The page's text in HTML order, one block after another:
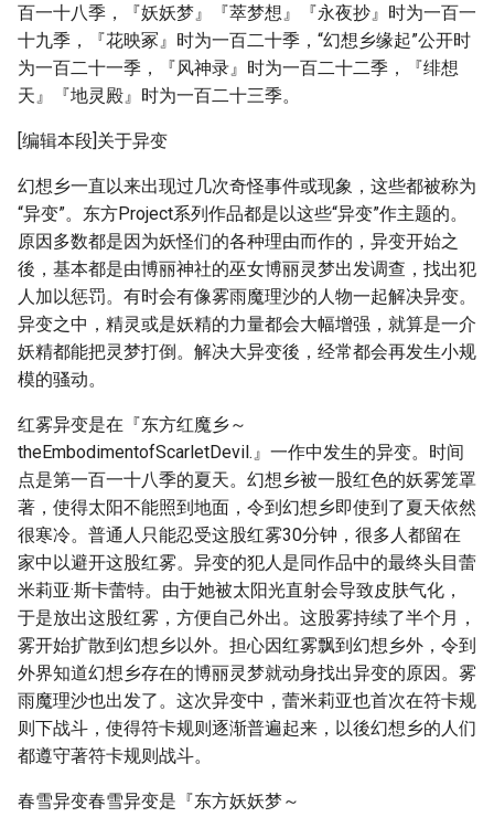
百一十八季，『妖妖梦』『萃梦想』『永夜抄』时为一百一
十九季，『花映冢』时为一百二十季，“幻想乡缘起”公开时
为一百二十一季，『风神录』时为一百二十二季，『绯想
天』『地灵殿』时为一百二十三季。
[编辑本段]关于异变
幻想乡一直以来出现过几次奇怪事件或现象，这些都被称为
“异变”。东方Project系列作品都是以这些“异变”作主题的。
原因多数都是因为妖怪们的各种理由而作的，异变开始之
後，基本都是由博丽神社的巫女博丽灵梦出发调查，找出犯
人加以惩罚。有时会有像雾雨魔理沙的人物一起解决异变。
异变之中，精灵或是妖精的力量都会大幅增强，就算是一介
妖精都能把灵梦打倒。解决大异变後，经常都会再发生小规
模的骚动。
红雾异变是在『东方红魔乡～
theEmbodimentofScarletDevil.』一作中发生的异变。时间
点是第一百一十八季的夏天。幻想乡被一股红色的妖雾笼罩
著，使得太阳不能照到地面，令到幻想乡即使到了夏天依然
很寒冷。普通人只能忍受这股红雾30分钟，很多人都留在
家中以避开这股红雾。异变的犯人是同作品中的最终头目蕾
米莉亚·斯卡蕾特。由于她被太阳光直射会导致皮肤气化，
于是放出这股红雾，方便自己外出。这股雾持续了半个月，
雾开始扩散到幻想乡以外。担心因红雾飘到幻想乡外，令到
外界知道幻想乡存在的博丽灵梦就动身找出异变的原因。雾
雨魔理沙也出发了。这次异变中，蕾米莉亚也首次在符卡规
则下战斗，使得符卡规则逐渐普遍起来，以後幻想乡的人们
都遵守著符卡规则战斗。
春雪异变春雪异变是『东方妖妖梦～